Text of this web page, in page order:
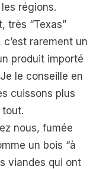
régions.
très “Texas”
c’est rarement un
produit importé
le conseille en
cuissons plus
nous, fumée
un bois “à
viandes qui ont